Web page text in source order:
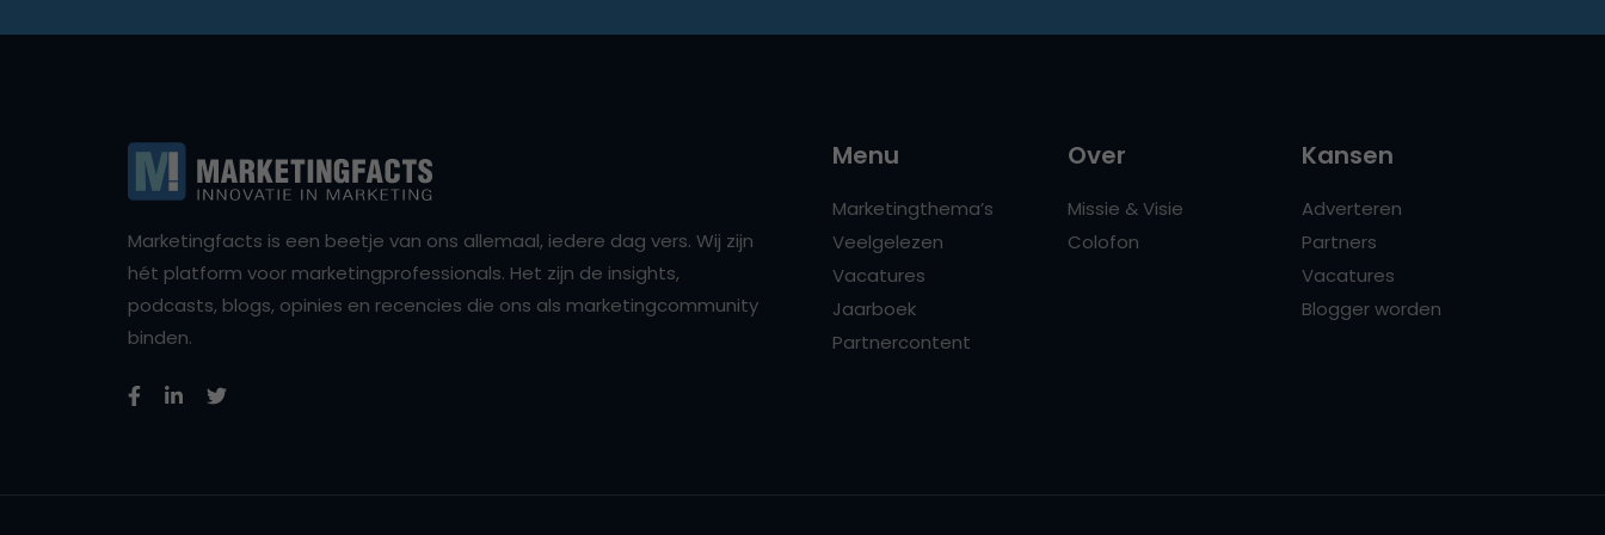
Marketingfacts is een beetje van ons allemaal, iedere dag vers. Wij zijn
hét platform voor marketingprofessionals. Het zijn de insights,
podcasts, blogs, opinies en recencies die ons als marketingcommunity
binden.
Menu
Marketingthema’s
Veelgelezen
Vacatures
Jaarboek
Partnercontent
Over
Missie & Visie
Colofon
Kansen
Adverteren
Partners
Vacatures
Blogger worden